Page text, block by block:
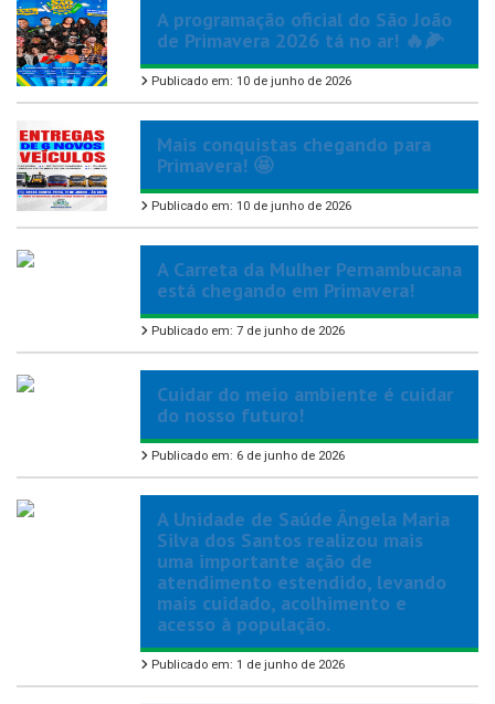
A programação oficial do São João
de Primavera 2026 tá no ar! 🔥🌽
Publicado em: 10 de junho de 2026
Mais conquistas chegando para
Primavera! 🤩
Publicado em: 10 de junho de 2026
A Carreta da Mulher Pernambucana
está chegando em Primavera!
Publicado em: 7 de junho de 2026
Cuidar do meio ambiente é cuidar
do nosso futuro!
Publicado em: 6 de junho de 2026
A Unidade de Saúde Ângela Maria
Silva dos Santos realizou mais
uma importante ação de
atendimento estendido, levando
mais cuidado, acolhimento e
acesso à população.
Publicado em: 1 de junho de 2026